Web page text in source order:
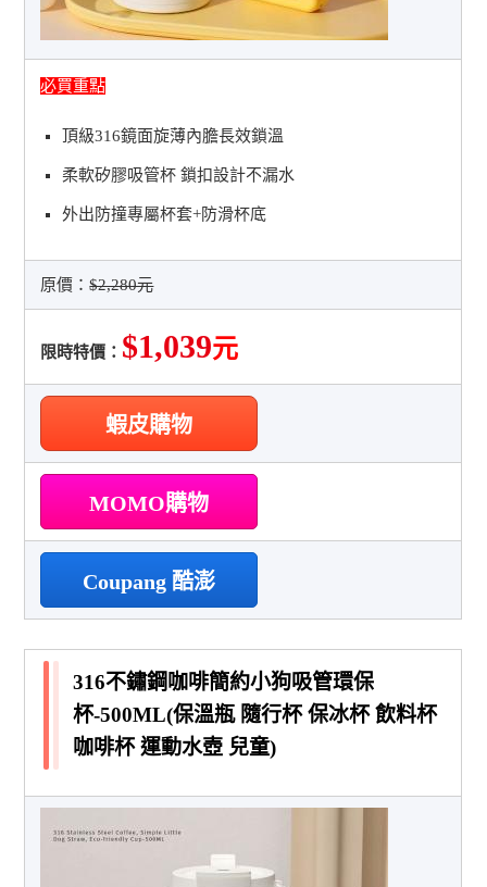
必買重點
頂級316鏡面旋薄內膽長效鎖溫
柔軟矽膠吸管杯 鎖扣設計不漏水
外出防撞專屬杯套+防滑杯底
原價：$2,280元
限時特價： $1,039元
蝦皮購物
MOMO購物
Coupang 酷澎
316不鏽鋼咖啡簡約小狗吸管環保
杯-500ML(保溫瓶 隨行杯 保冰杯 飲料杯
咖啡杯 運動水壺 兒童)